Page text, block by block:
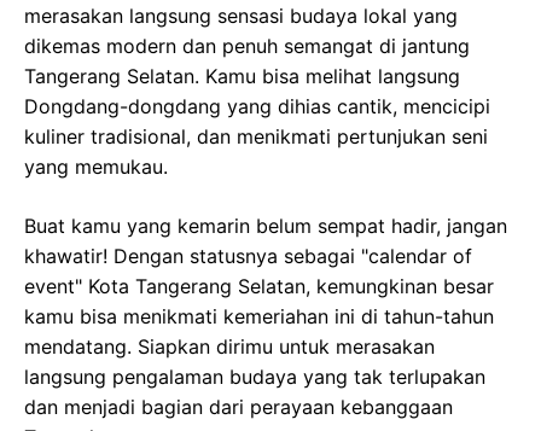
merasakan langsung sensasi budaya lokal yang
dikemas modern dan penuh semangat di jantung
Tangerang Selatan. Kamu bisa melihat langsung
Dongdang-dongdang yang dihias cantik, mencicipi
kuliner tradisional, dan menikmati pertunjukan seni
yang memukau.
Buat kamu yang kemarin belum sempat hadir, jangan
khawatir! Dengan statusnya sebagai "calendar of
event" Kota Tangerang Selatan, kemungkinan besar
kamu bisa menikmati kemeriahan ini di tahun-tahun
mendatang. Siapkan dirimu untuk merasakan
langsung pengalaman budaya yang tak terlupakan
dan menjadi bagian dari perayaan kebanggaan